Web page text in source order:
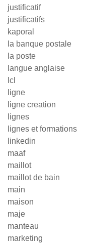
justificatif
justificatifs
kaporal
la banque postale
la poste
langue anglaise
lcl
ligne
ligne creation
lignes
lignes et formations
linkedin
maaf
maillot
maillot de bain
main
maison
maje
manteau
marketing